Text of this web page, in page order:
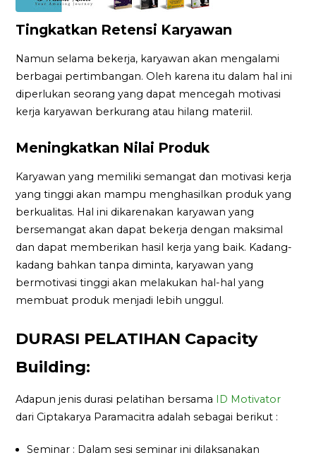
Tingkatkan Retensi Karyawan
Namun selama bekerja, karyawan akan mengalami
berbagai pertimbangan. Oleh karena itu dalam hal ini
diperlukan seorang yang dapat mencegah motivasi
kerja karyawan berkurang atau hilang materiil.
Meningkatkan Nilai Produk
Karyawan yang memiliki semangat dan motivasi kerja
yang tinggi akan mampu menghasilkan produk yang
berkualitas. Hal ini dikarenakan karyawan yang
bersemangat akan dapat bekerja dengan maksimal
dan dapat memberikan hasil kerja yang baik. Kadang-
kadang bahkan tanpa diminta, karyawan yang
bermotivasi tinggi akan melakukan hal-hal yang
membuat produk menjadi lebih unggul.
DURASI PELATIHAN Capacity
Building:
Adapun jenis durasi pelatihan bersama ID Motivator
dari Ciptakarya Paramacitra adalah sebagai berikut :
Seminar : Dalam sesi seminar ini dilaksanakan